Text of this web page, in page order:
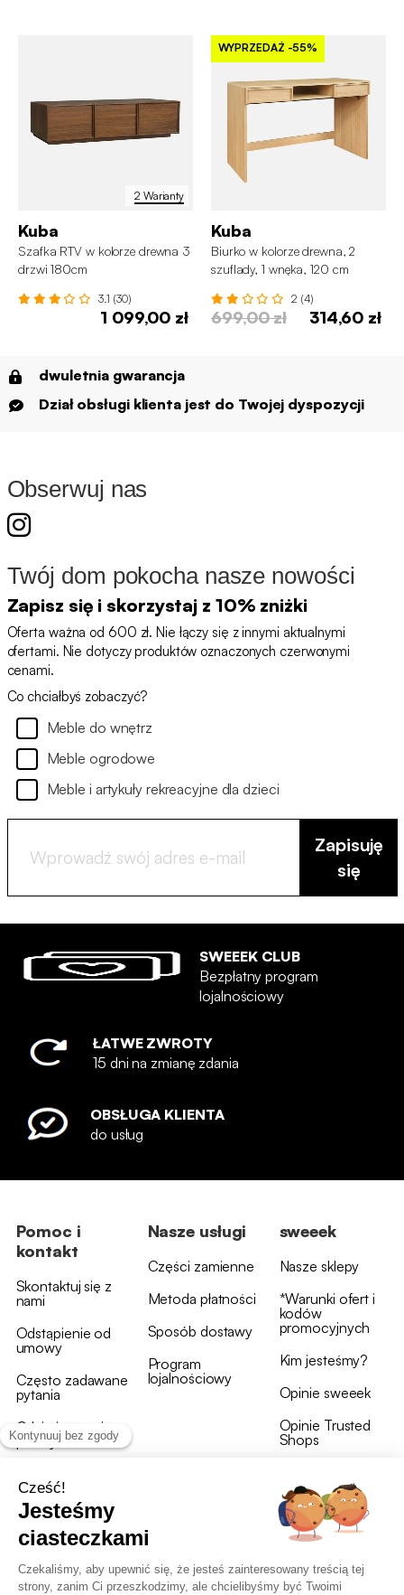
2 Warianty
Kuba
Szafka RTV w kolorze drewna 3
drzwi 180cm
3.1 (30)
1 099,00 zł
WYPRZEDAŻ -55%
Kuba
Biurko w kolorze drewna, 2
szuflady, 1 wnęka, 120 cm
2 (4)
699,00 zł 314,60 zł
dwuletnia gwarancja
Dział obsługi klienta jest do Twojej dyspozycji
Obserwuj nas
Twój dom pokocha nasze nowości
Zapisz się i skorzystaj z 10% zniżki
Oferta ważna od 600 zł. Nie łączy się z innymi aktualnymi
ofertami. Nie dotyczy produktów oznaczonych czerwonymi
cenami.
Co chciałbyś zobaczyć?
Meble do wnętrz
Meble ogrodowe
Meble i artykuły rekreacyjne dla dzieci
Zapisuję
się
SWEEEK CLUB
Bezpłatny program
lojalnościowy
ŁATWE ZWROTY
15 dni na zmianę zdania
OBSŁUGA KLIENTA
do usług
Pomoc i
kontakt
Skontaktuj się z
nami
Odstąpienie od
umowy
Często zadawane
pytania
Gdzie jest moja
przesyłka?
Nasze usługi
Części zamienne
Metoda płatności
Sposób dostawy
Program
lojalnościowy
sweeek
Nasze sklepy
*Warunki ofert i
kodów
promocyjnych
Kim jesteśmy?
Opinie sweeek
Opinie Trusted
Shops
OWU programu lojalnościowego
RODO i polityka plików cookie